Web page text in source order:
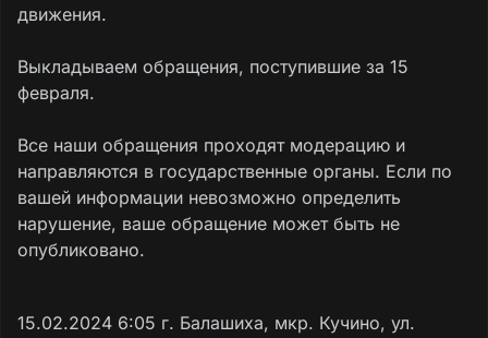
движения.
Выкладываем обращения, поступившие за 15
февраля.
Все наши обращения проходят модерацию и
направляются в государственные органы. Если по
вашей информации невозможно определить
нарушение, ваше обращение может быть не
опубликовано.
15.02.2024 6:05 г. Балашиха, мкр. Кучино, ул.